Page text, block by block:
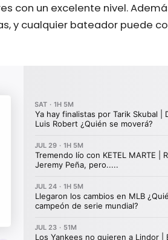
con un excelente nivel.
y cualquier bateador puede